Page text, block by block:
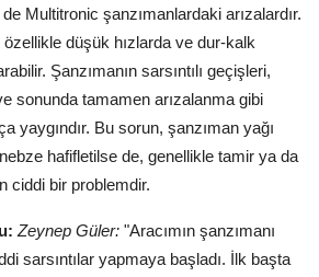
Multitronic şanzımanlardaki arızalardır.
özellikle düşük hızlarda ve dur-kalk
Şanzımanın sarsıntılı geçişleri,
sonunda tamamen arızalanma gibi
yaygındır. Bu sorun, şanzıman yağı
hafifletilse de, genellikle tamir ya da
ciddi bir problemdir.
Zeynep Güler: "Aracımın şanzımanı
sarsıntılar yapmaya başladı. İlk başta